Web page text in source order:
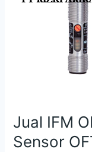
Jual IFM
Sensor